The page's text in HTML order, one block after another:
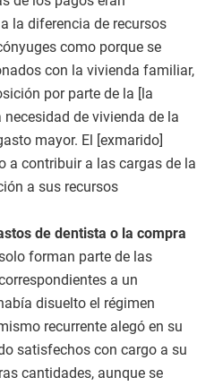
la diferencia de recursos
como porque se
con la vivienda familiar,
por parte de la [la
de vivienda de la
mayor. El [exmarido]
a contribuir a las cargas de la
a sus recursos
de dentista o la compra
forman parte de las
a un
disuelto el régimen
recurrente alegó en su
satisfechos con cargo a su
cantidades, aunque se